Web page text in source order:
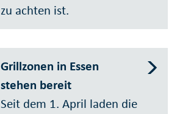
zu achten ist.
Grillzonen in Essen
stehen bereit
Seit dem 1. April laden die